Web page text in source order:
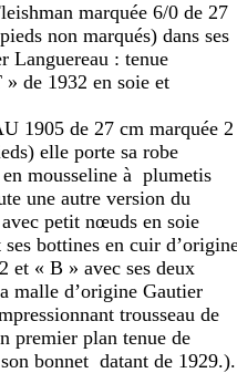
marquée 6/0 de 27
non marqués) dans ses
Languereau : tenue
de 1932 en soie et
1905 de 27 cm marquée 2
elle porte sa robe
mousseline à plumetis
une autre version du
petit nœuds en soie
bottines en cuir
et « B » avec ses deux
malle d’origine Gautier
trousseau de
premier plan tenue de
bonnet datant de 1929.).